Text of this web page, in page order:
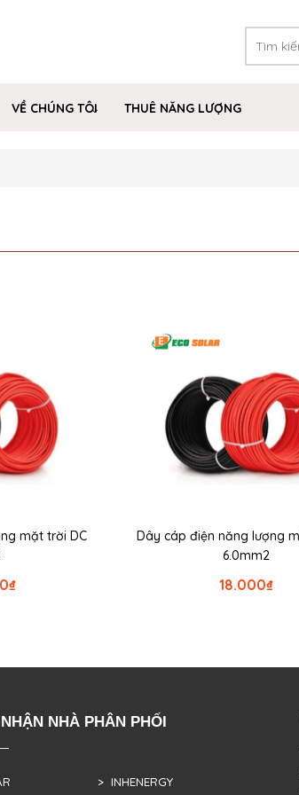
VỀ CHÚNG TÔI THUÊ NĂNG LƯỢNG
mặt trời DC
₫
Dây cáp điện năng lượng
6.0mm2
₫
18.000
NHÀ PHÂN PHỐI
> INHENERGY